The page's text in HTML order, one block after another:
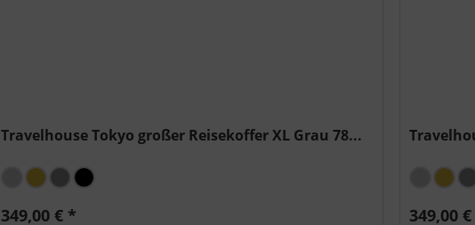
Travelhouse Tokyo großer Reisekoffer XL Grau 78...
349,00 € * 349,00